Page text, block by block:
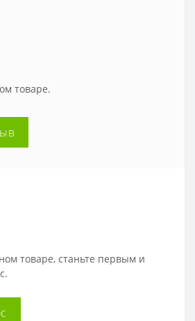
товаре.
товаре, станьте первым и